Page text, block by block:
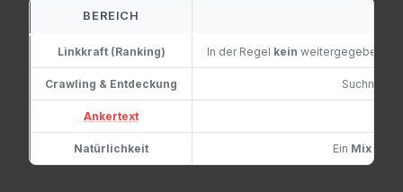
BEREICH
Linkkraft (Ranking) In der Regel kein weitergegebener
Crawling & Entdeckung
Ankertext
Natürlichkeit Ein Mix